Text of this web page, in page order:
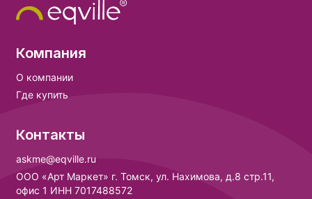
Компания
О компании
Где купить
Контакты
askme@eqville.ru
ООО «Арт Маркет» г. Томск, ул. Нахимова, д.8 стр.11,
офис 1 ИНН 7017488572